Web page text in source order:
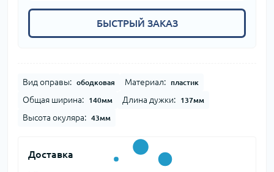
БЫСТРЫЙ ЗАКАЗ
Вид оправы: ободковая Материал: пластик
Общая ширина: 140мм Длина дужки: 137мм
Высота окуляра: 43мм
Доставка